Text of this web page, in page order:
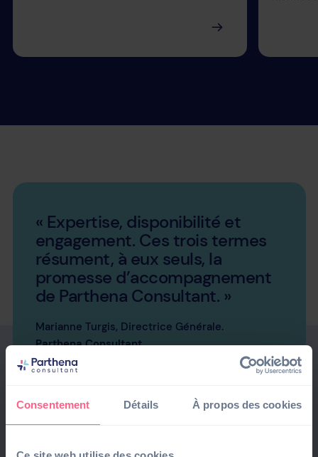
Consentement Détails À propos des cookies
« Expertise, disponibilité et
engagement. Ces trois termes
résument, à eux seuls, la
promesse d’accompagnement
de Parthena Consultant. »
Marianne Turgis, Directrice Générale.
Parthena Consultant